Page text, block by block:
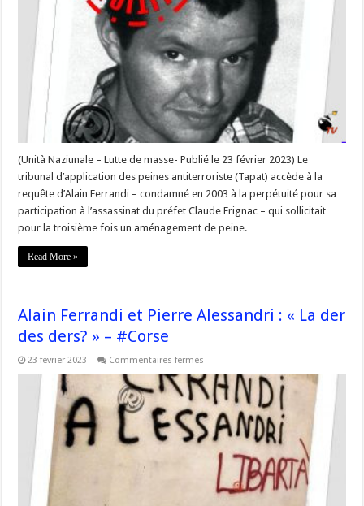
semi-
liberté
acceptée
pour
Alain
Ferrandi »
–
#Corse
(Unità Naziunale – Lutte de masse- Publié le 23 février 2023) Le
tribunal d’application des peines antiterroriste (Tapat) accède à la
requête d’Alain Ferrandi – condamné en 2003 à la perpétuité pour sa
participation à l’assassinat du préfet Claude Erignac – qui sollicitait
pour la troisième fois un aménagement de peine.
Read More »
Alain Ferrandi et Pierre Alessandri : « La der
des ders? » – #Corse
23 février 2023 Commentaires fermés
Ferrandi
et
Pierre
Alessandri
:
« La
der
des
ders? »
#Corse